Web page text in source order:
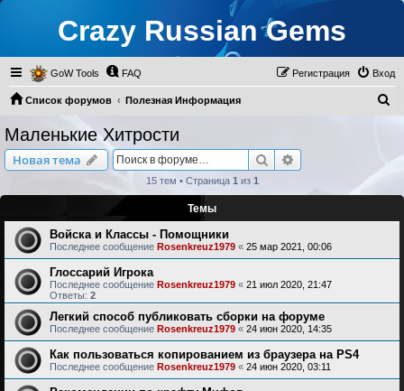
Crazy Russian Gems
GoW Tools FAQ Вход
Регистрация
Список форумов
Полезная Информация
Маленькие Хитрости
Новая тема Поиск Расширенный
15 тем • Страница 1 из 1
Темы
Войска и Классы - Помощники
Последнее сообщение Rosenkreuz1979 « 25 мар 2021, 00:06
Глоссарий Игрока
Последнее сообщение Rosenkreuz1979 « 21 июл 2020, 21:47
Ответы: 2
Легкий способ публиковать сборки на форуме
Последнее сообщение Rosenkreuz1979 « 24 июн 2020, 14:35
Как пользоваться копированием из браузера на PS4
Последнее сообщение Rosenkreuz1979 « 24 июн 2020, 03:11